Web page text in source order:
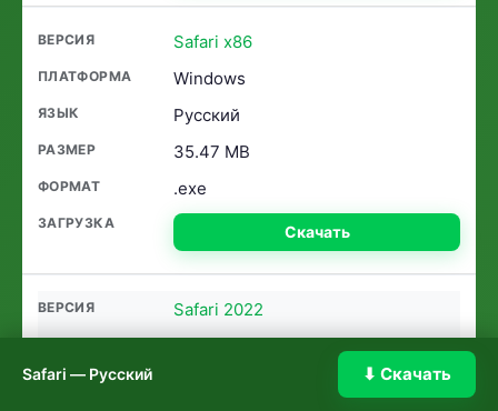
Safari x86
Windows
Русский
35.47 MB
.exe
Скачать
Safari 2022
Safari — Русский ⬇ Скачать